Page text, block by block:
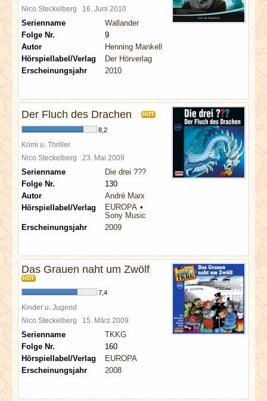
Nico Steckelberg 16. Juni 2010
Serienname
Wallander
Folge Nr.
9
Autor
Henning Mankell
Hörspiellabel/Verlag
Der Hörverlag
Erscheinungsjahr
2010
Der Fluch des Drachen HOT
8,2
Krimi u. Thriller
Nico Steckelberg 23. Mai 2009
Serienname
Die drei ???
Folge Nr.
130
Autor
André Marx
Hörspiellabel/Verlag
EUROPA
Sony Music
Erscheinungsjahr
2009
Das Grauen naht um Zwölf
HOT
7,4
Kinder u. Jugend
Nico Steckelberg 15. März 2009
Serienname
TKKG
Folge Nr.
160
Hörspiellabel/Verlag
EUROPA
Erscheinungsjahr
2008